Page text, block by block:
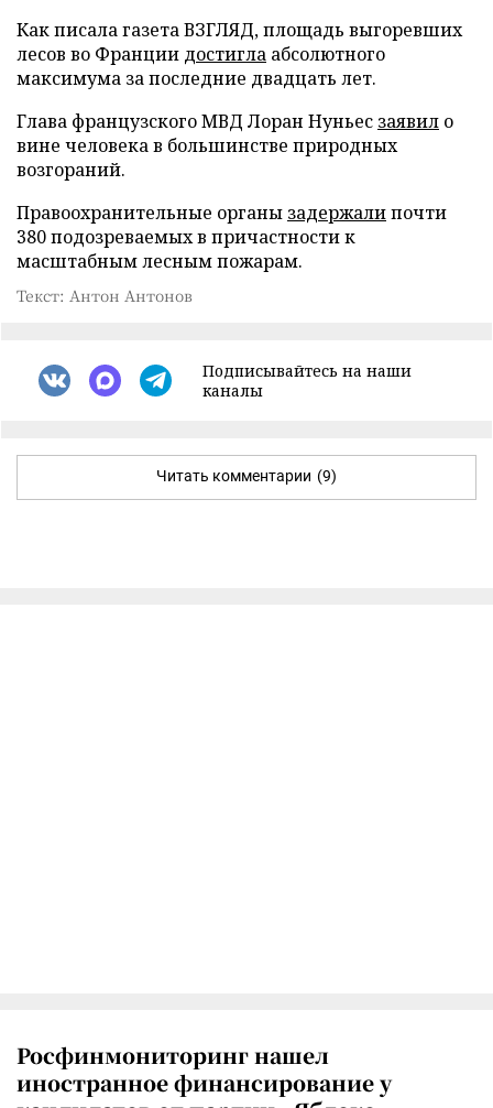
Как писала газета ВЗГЛЯД, площадь выгоревших
лесов во Франции достигла абсолютного
максимума за последние двадцать лет.
Глава французского МВД Лоран Нуньес заявил о
вине человека в большинстве природных
возгораний.
Правоохранительные органы задержалипочти
380 подозреваемых в причастности к
масштабным лесным пожарам.
Текст: Антон Антонов
Подписывайтесь на наши
каналы
Читать комментарии (9)
Росфинмониторинг нашел
иностранное финансирование у